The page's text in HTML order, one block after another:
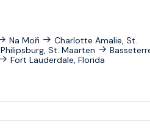
Na Moři
Charlotte Amalie, St.
Philipsburg, St. Maarten
Fort Lauderdale, Florida